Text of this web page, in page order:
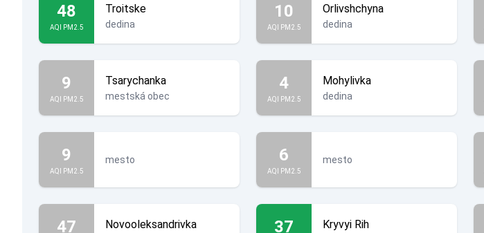
48
AQI PM2.5
Troitske
dedina
10
AQI PM2.5
Orlivshchyna
dedina
9
AQI PM2.5
Tsarychanka
mestská obec
4
AQI PM2.5
Mohylivka
dedina
9
AQI PM2.5
mesto 6
AQI PM2.5
mesto
47 Novooleksandrivka 37 Kryvyi Rih